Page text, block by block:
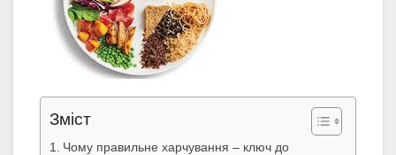
Зміст
Чому правильне харчування – ключ до